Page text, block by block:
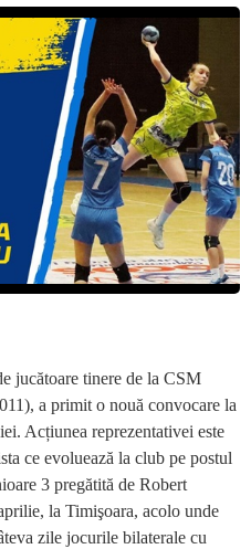
jucătoare tinere de la CSM
a primit o nouă convocare la
Acțiunea reprezentativei este
ce evoluează la club pe postul
3 pregătită de Robert
la Timişoara, acolo unde
zile jocurile bilaterale cu